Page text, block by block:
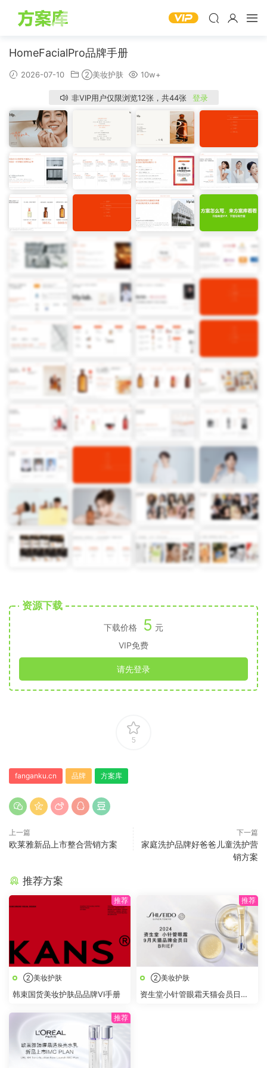
HomeFacialPro品牌手册
2026-07-10 ②美妆护肤 10w+
非VIP用户仅限浏览12张，共44张 登录
资源下载
下载价格 5 元
VIP免费
请先登录
5
fanganku.cn 品牌 方案库
上一篇
欧莱雅新品上市整合营销方案
下一篇
家庭洗护品牌好爸爸儿童洗护营
销方案
推荐方案
②美妆护肤
韩束国货美妆护肤品品牌VI手册
②美妆护肤
资生堂小针管眼霜天猫会员日